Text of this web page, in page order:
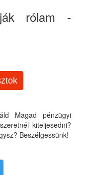
rólam -
Magad pénzügyi
kiteljesedni?
Beszélgessünk!